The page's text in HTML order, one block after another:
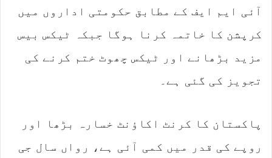
آئی ایم ایف کے مطابق حکومتی اداروں میں
کرپشن کا خاتمہ کرنا ہوگا جبکہ ٹیکس بیس
مزید بڑھانے اور ٹیکس چھوٹ ختم کرنے کی
تجویز کی گئی ہے۔
پاکستان کا کرنٹ اکاؤنٹ خسارہ بڑھا اور
روپے کی قدر میں کمی آئی ہے، رواں سال جی